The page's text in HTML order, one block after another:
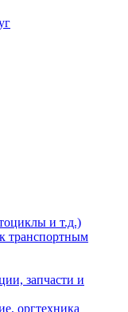
и т.д.)
транспортным
запчасти и
оргтехника